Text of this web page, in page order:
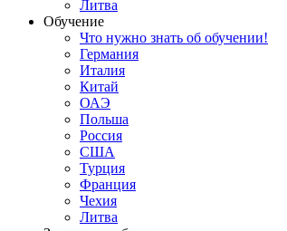
Литва
Обучение
Что нужно знать об обучении!
Германия
Италия
Китай
ОАЭ
Польша
Россия
США
Турция
Франция
Чехия
Литва